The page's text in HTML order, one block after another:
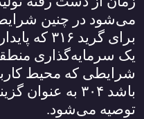
می‌شود در چنین
برای گرید ۳۱۶ که
یک سرمایه‌گذاری
شرایطی که محیط
باشد ۳۰۴ به عنوان
توصیه می‌شود.